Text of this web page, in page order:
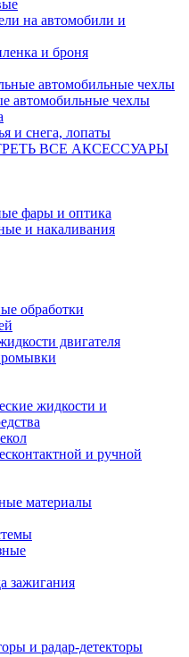
на автомобили и
и броня
автомобильные чехлы
автомобильные чехлы
и снега, лопаты
ВСЕ АКСЕССУАРЫ
фары и оптика
и накаливания
обработки
двигателя
жидкости и
и ручной
материалы
зажигания
и радар-детекторы